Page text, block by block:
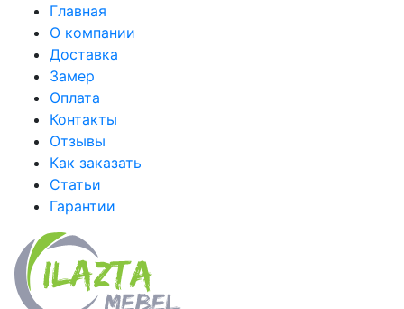
Главная
О компании
Доставка
Замер
Оплата
Контакты
Отзывы
Как заказать
Статьи
Гарантии